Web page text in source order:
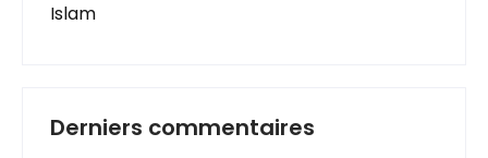
Islam
Derniers commentaires